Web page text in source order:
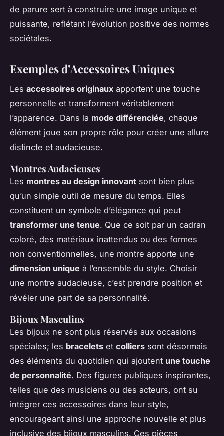
de parure sert à construire une image unique et
puissante, reflétant l’évolution positive des normes
sociétales.
Exemples d’Accessoires Uniques
Les accessoires originaux apportent une touche
personnelle et transforment véritablement
l’apparence. Dans la mode différenciée, chaque
élément joue son propre rôle pour créer une allure
distincte et audacieuse.
Montres Audacieuses
Les montres au design innovant sont bien plus
qu’un simple outil de mesure du temps. Elles
constituent un symbole d’élégance qui peut
transformer une tenue. Que ce soit par un cadran
coloré, des matériaux inattendus ou des formes
non conventionnelles, une montre apporte une
dimension unique à l’ensemble du style. Choisir
une montre audacieuse, c’est prendre position et
révéler une part de sa personnalité.
Bijoux Masculins
Les bijoux ne sont plus réservés aux occasions
spéciales; les bracelets et colliers sont désormais
des éléments du quotidien qui ajoutent une touche
de personnalité. Des figures publiques inspirantes,
telles que des musiciens ou des acteurs, ont su
intégrer ces accessoires dans leur style,
encourageant ainsi une approche nouvelle et plus
inclusive des bijoux masculins. Ces pièces